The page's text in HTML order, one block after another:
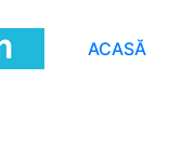
ACASĂ